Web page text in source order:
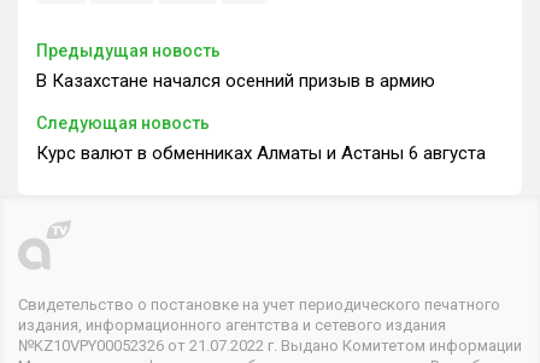
Предыдущая новость
В Казахстане начался осенний призыв в армию
Следующая новость
Курс валют в обменниках Алматы и Астаны 6 августа
Свидетельство о постановке на учет периодического печатного
издания, информационного агентства и сетевого издания
№KZ10VPY00052326 от 21.07.2022 г. Выдано Комитетом информации